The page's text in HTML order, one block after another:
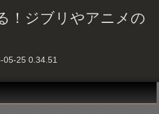
！ジブリやアニメの
05-25 0.34.51